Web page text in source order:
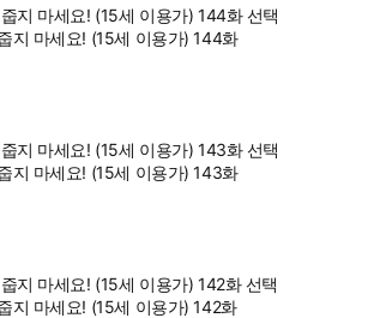
지 마세요! (15세 이용가) 144화 선택
지 마세요! (15세 이용가) 144화
지 마세요! (15세 이용가) 143화 선택
지 마세요! (15세 이용가) 143화
지 마세요! (15세 이용가) 142화 선택
지 마세요! (15세 이용가) 142화